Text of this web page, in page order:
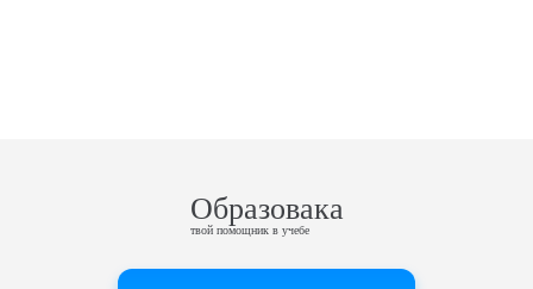
Образовака
твой помощник в учебе